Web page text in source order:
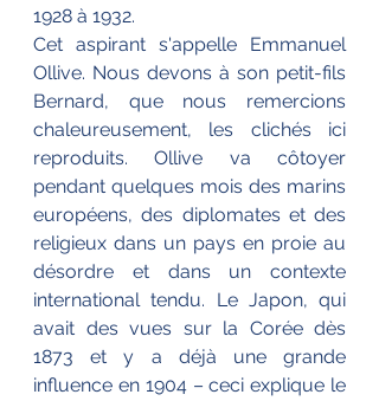
1928 à 1932.
Cet aspirant s'appelle Emmanuel
Ollive. Nous devons à son petit-fils
Bernard, que nous remercions
chaleureusement, les clichés ici
reproduits. Ollive va côtoyer
pendant quelques mois des marins
européens, des diplomates et des
religieux dans un pays en proie au
désordre et dans un contexte
international tendu. Le Japon, qui
avait des vues sur la Corée dès
1873 et y a déjà une grande
influence en 1904 – ceci explique le